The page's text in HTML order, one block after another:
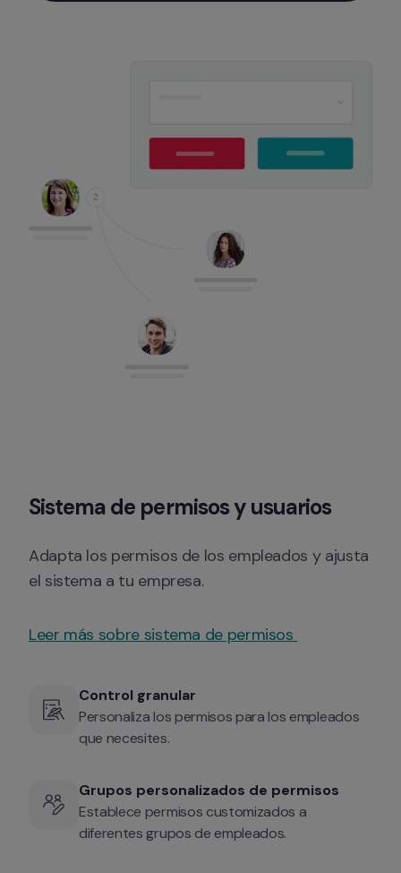
Sistema de permisos y usuarios
Adapta los permisos de los empleados y ajusta
el sistema a tu empresa.
Leer más sobre sistema de permisos
Control granular
Personaliza los permisos para los empleados
que necesites.
Grupos personalizados de permisos
Establece permisos customizados a
diferentes grupos de empleados.